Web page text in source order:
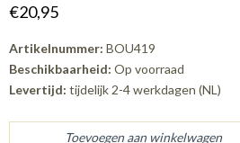
€20,95
Artikelnummer: BOU419
Beschikbaarheid: Op voorraad
Levertijd: tijdelijk 2-4 werkdagen (NL)